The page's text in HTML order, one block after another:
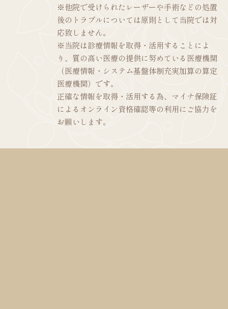
※他院で受けられたレーザーや手術などの処置
後のトラブルについては原則として当院では対
応致しません。
※当院は診療情報を取得・活用することによ
り、質の高い医療の提供に努めている医療機関
（医療情報・システム基盤体制充実加算の算定
医療機関）です。
正確な情報を取得・活用する為、マイナ保険証
によるオンライン資格確認等の利用にご協力を
お願いします。